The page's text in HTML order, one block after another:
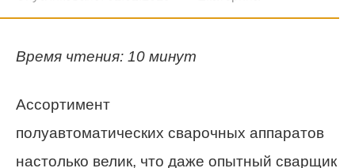
Время чтения: 10 минут
Ассортимент
полуавтоматических сварочных аппаратов
настолько велик, что даже опытный сварщик